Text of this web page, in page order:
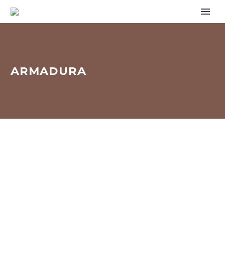
ARMADURA